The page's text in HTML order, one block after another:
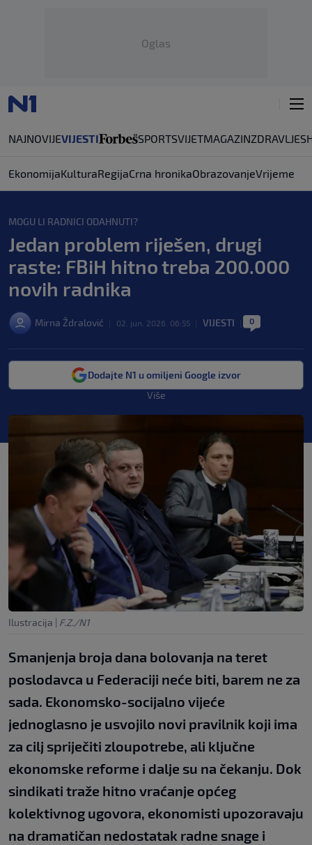
Oglas
NAJNOVIJEVIJESTI SPORTSVIJETMAGAZINZDRAVLJE
EkonomijaKulturaRegijaCrna hronikaObrazovanjeVrijeme
MOGU LI RADNICI ODAHNUTI?
Jedan problem riješen, drugi
raste: FBiH hitno treba 200.000
novih radnika
Mirna Ždralović 02. jun. 2026. 06:55 VIJESTI 0
Dodajte N1 u omiljeni Google izvor
Više
Ilustracija | F.Z./N1
Smanjenja broja dana bolovanja na teret
poslodavca u Federaciji neće biti, barem ne za
sada. Ekonomsko-socijalno vijeće
jednoglasno je usvojilo novi pravilnik koji ima
za cilj spriječiti zloupotrebe, ali ključne
ekonomske reforme i dalje su na čekanju. Dok
sindikati traže hitno vraćanje općeg
kolektivnog ugovora, ekonomisti upozoravaju
na dramatičan nedostatak radne snage i